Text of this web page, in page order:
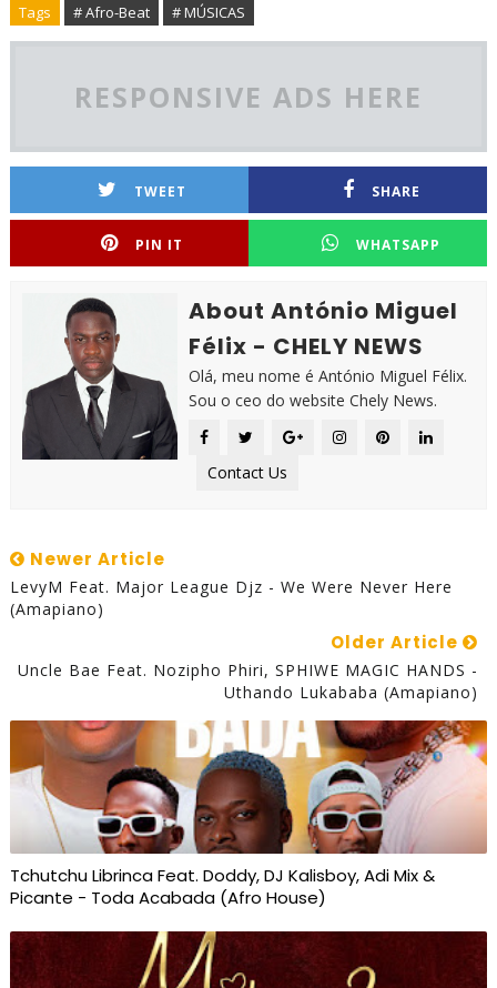
Tags # Afro-Beat # MÚSICAS
RESPONSIVE ADS HERE
TWEET SHARE
PIN IT WHATSAPP
About António Miguel
Félix - CHELY NEWS
Olá, meu nome é António Miguel Félix.
Sou o ceo do website Chely News.
Contact Us
Newer Article
LevyM Feat. Major League Djz - We Were Never Here
(Amapiano)
Older Article
Uncle Bae Feat. Nozipho Phiri, SPHIWE MAGIC HANDS -
Uthando Lukababa (Amapiano)
Tchutchu Librinca Feat. Doddy, DJ Kalisboy, Adi Mix &
Picante - Toda Acabada (Afro House)